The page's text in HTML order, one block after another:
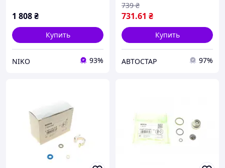
1 808₴
Купить
NIKO 93%
731.61 ₴
739 ₴
Купить
АВТОСТАР 97%